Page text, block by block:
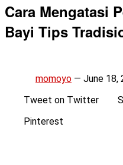
Cara Mengatasi
Bayi Tips
momoyo — June 18,
Tweet on Twitter
Pinterest